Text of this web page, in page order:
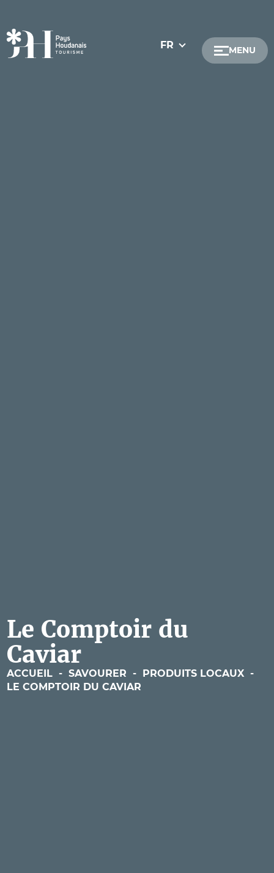
FR MENU
Le Comptoir du
Caviar
ACCUEIL - SAVOURER - PRODUITS LOCAUX -
LE COMPTOIR DU CAVIAR